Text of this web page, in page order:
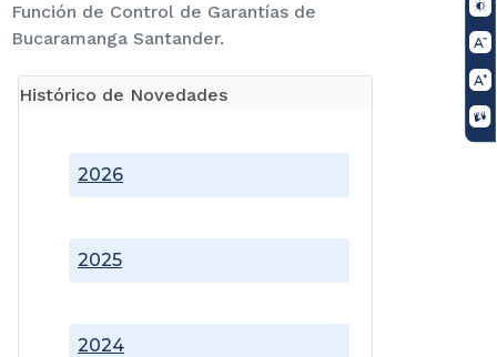
Función de Control de Garantías de
Bucaramanga Santander.
Histórico de Novedades
2024
2025
2026